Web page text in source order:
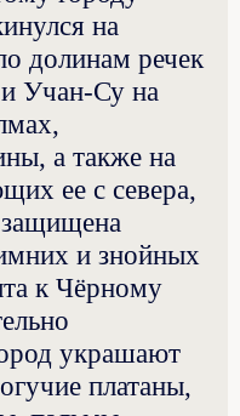
на
долинам речек
и Учан-Су на
а также на
ее с севера,
защищена
и знойных
к Чёрному
украшают
платаны,